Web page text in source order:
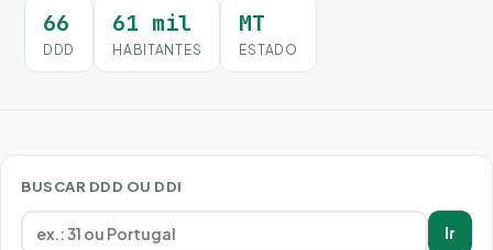
66
DDD
61 mil
HABITANTES
MT
ESTADO
BUSCAR DDD OU DDI
Ir